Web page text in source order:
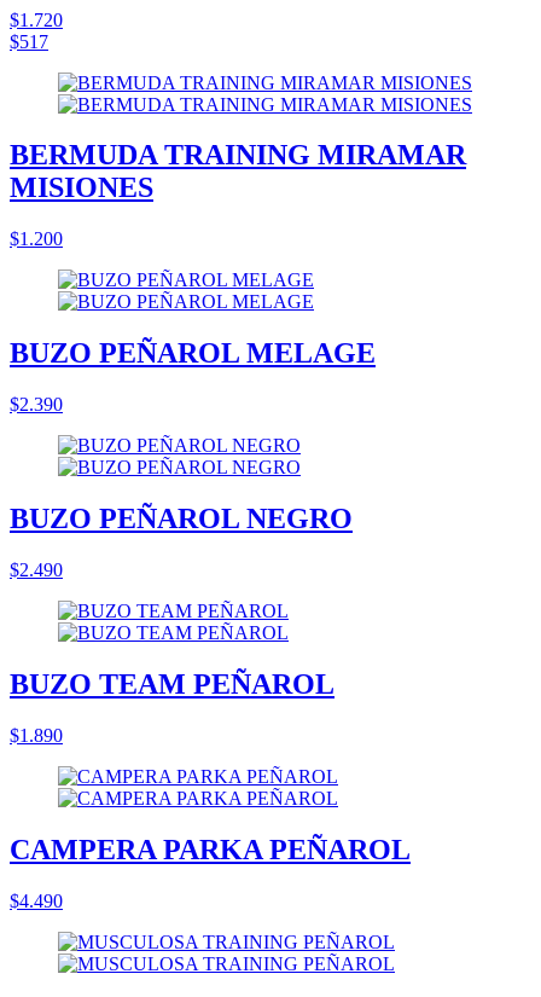
$1.720
$517
BERMUDA TRAINING MIRAMAR
MISIONES
$1.200
BUZO PEÑAROL MELAGE
$2.390
BUZO PEÑAROL NEGRO
$2.490
BUZO TEAM PEÑAROL
$1.890
CAMPERA PARKA PEÑAROL
$4.490